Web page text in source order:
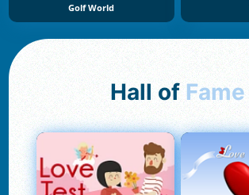
Golf World
Hall of Fame